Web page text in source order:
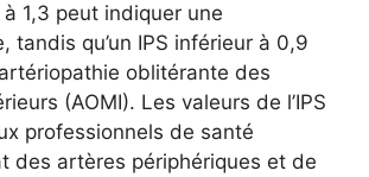
à 1,3 peut indiquer une
tandis qu’un IPS inférieur à 0,9
oblitérante des
(AOMI). Les valeurs de l’IPS
professionnels de santé
des artères périphériques et de